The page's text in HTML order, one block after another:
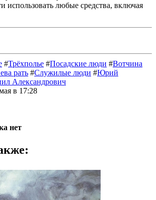
использовать любые средства, включая
#Трёхполье #Посадские люди #Вотчина
рать #Служилые люди #Юрий
Александрович
в 17:28
нет